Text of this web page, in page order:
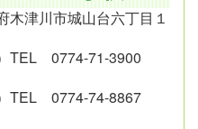
津川市城山台六丁目１
TEL 0774-71-3900
TEL 0774-74-8867